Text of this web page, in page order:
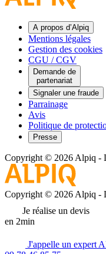
A propos d’Alpiq
Mentions légales
Gestion des cookies
CGU / CGV
Demande de
partenariat
Signaler une fraude
Parrainage
Avis
Politique de
Presse
Copyright © 2026 Alpiq -
Copyright © 2026 Alpiq -
Je réalise un devis
en 2min
J'appelle un expert